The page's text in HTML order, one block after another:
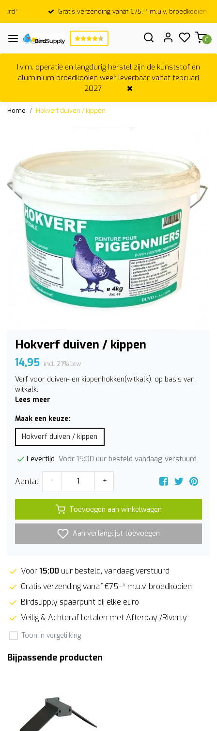
Gratis verzending vanaf €75,-* m.u.v. broedkooien
0
I.v.m. operatie en langdurig herstel zijn de kunststof en
aluminium broedkooien weer leverbaar vanaf februari
2027
Home Hokverf duiven / kippen
Hokverf duiven / kippen
14,95 incl. 21% btw
Verf voor duiven- en kippenhokken(witkalk), op basis van
witkalk.
Lees meer
Maak een keuze:
Hokverf duiven / kippen
Levertijd Voor 15:00 uur besteld vandaag verstuurd
Aantal - +
Toevoegen aan winkelwagen
Aan verlanglijst toevoegen
Voor 15:00 uur besteld, vandaag verstuurd
Gratis verzending vanaf €75,-* m.u.v. broedkooien
Birdsupply spaarpunt bij elke euro
Veilig & Achteraf betalen met Afterpay /Riverty
Toon in vergelijking
Bijpassende producten